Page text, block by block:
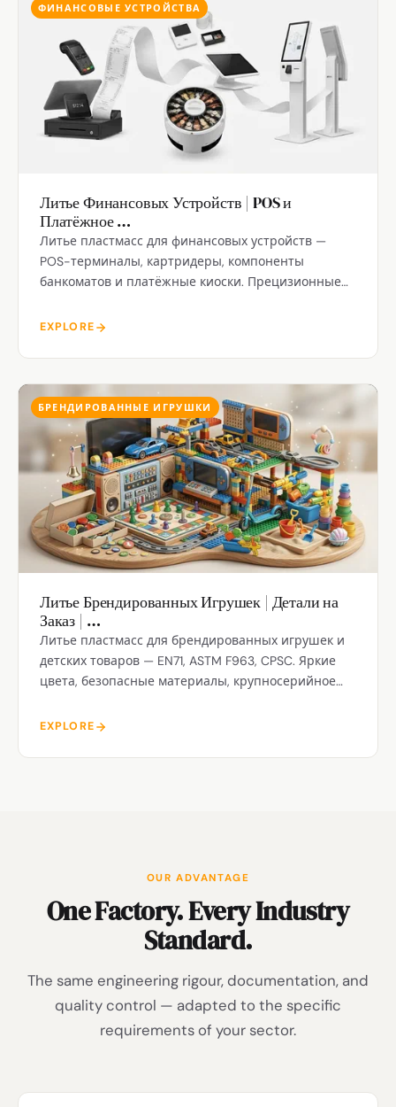
ФИНАНСОВЫЕ УСТРОЙСТВА
Литье Финансовых Устройств | POS и
Платёжное …
Литье пластмасс для финансовых устройств —
POS-терминалы, картридеры, компоненты
банкоматов и платёжные киоски. Прецизионные
EXPLORE
БРЕНДИРОВАННЫЕ ИГРУШКИ
Литье Брендированных Игрушек | Детали на
Заказ | …
Литье пластмасс для брендированных игрушек и
детских товаров — EN71, ASTM F963, CPSC. Яркие
цвета, безопасные материалы, крупносерийное
EXPLORE
OUR ADVANTAGE
One Factory. Every Industry
Standard.
The same engineering rigour, documentation, and
quality control — adapted to the specific
requirements of your sector.